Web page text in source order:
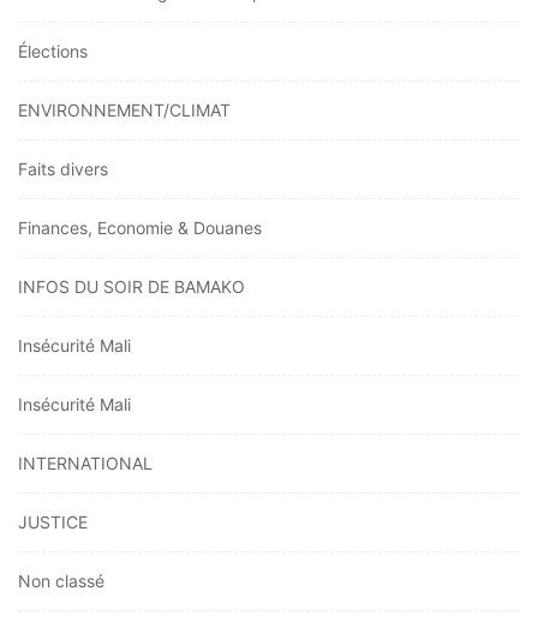
Élections
ENVIRONNEMENT/CLIMAT
Faits divers
Finances, Economie & Douanes
INFOS DU SOIR DE BAMAKO
Insécurité Mali
Insécurité Mali
INTERNATIONAL
JUSTICE
Non classé